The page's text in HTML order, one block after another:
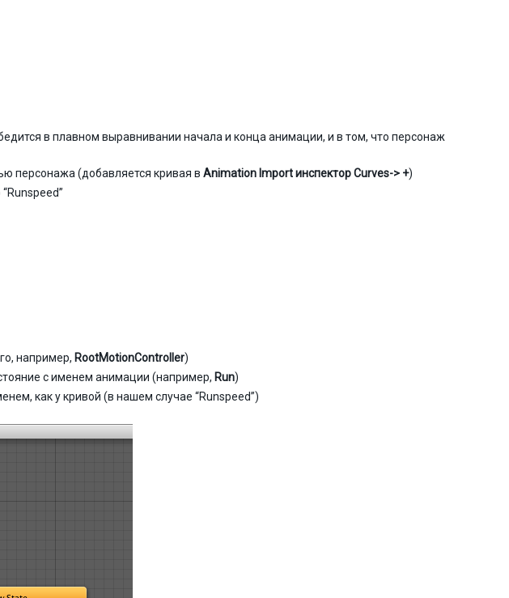
в плавном выравнивании начала и конца анимации, и в том, что персонаж
персонажа (добавляется кривая в Animation Import инспекторCurves-> +)
например, RootMotionController)
с именем анимации (например, Run)
как у кривой (в нашем случае “Runspeed”)